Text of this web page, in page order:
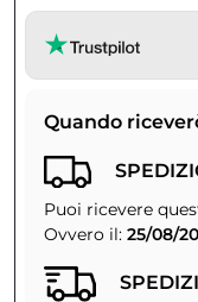
Quando
Puoi ricevere
Ovvero il: 25/08/